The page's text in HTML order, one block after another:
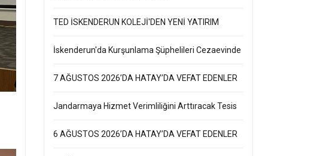
TED İSKENDERUN KOLEJİ'DEN YENİ YATIRIM
İskenderun'da Kurşunlama Şüphelileri Cezaevinde
7 AĞUSTOS 2026’DA HATAY’DA VEFAT EDENLER
Jandarmaya Hizmet Verimliliğini Arttıracak Tesis
6 AĞUSTOS 2026’DA HATAY’DA VEFAT EDENLER